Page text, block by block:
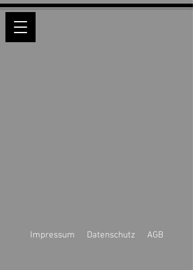
Impressum Datenschutz AGB